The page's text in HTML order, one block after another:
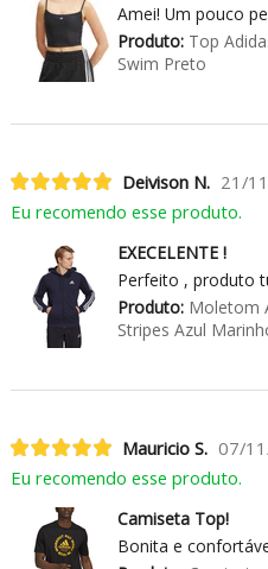
Amei! Um pouco
Produto:Top
Swim Preto
Deivison N. 21/
Eu recomendo esse produto.
EXECELENTE !
Perfeito , produto
Produto:Moletom
Stripes Azul
Mauricio S. 07/
Eu recomendo esse produto.
Camiseta Top!
Bonita e